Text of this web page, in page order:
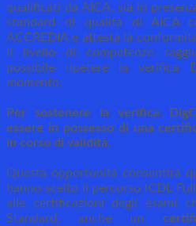
qualificati da AICA, sia in
standard di qualità di AICA
ACCREDIA e attesta la
il livello di competenze
possibile ripetere la verifica
momento.
Per sostenere la verifica
essere in possesso di una
in corso di validità.
Questa opportunità consentirà
hanno scelto il percorso ICDL
alle certificazioni degli esami
Standard, anche un